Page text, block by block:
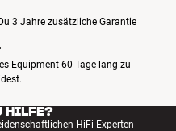
3 Jahre zusätzliche Garantie
Equipment 60 Tage lang zu
HILFE?
HiFi-Experten